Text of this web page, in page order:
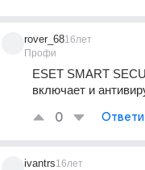
rover_68
Профи
16лет
ESET SMART
включает и
0
ivantrs16лет